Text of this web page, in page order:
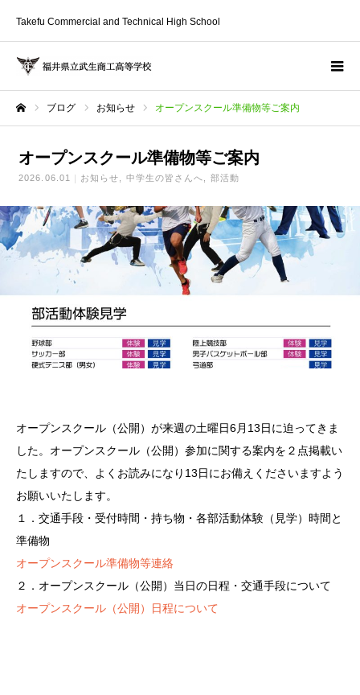
Takefu Commercial and Technical High School
ブログ お知らせ オープンスクール準備物等ご案内
オープンスクール準備物等ご案内
2026.06.01 お知らせ 中学生の皆さんへ 部活動
オープンスクール（公開）が来週の土曜日6月13日に迫ってきま
した。オープンスクール（公開）参加に関する案内を２点掲載い
たしますので、よくお読みになり13日にお備えくださいますよう
お願いいたします。
１．交通手段・受付時間・持ち物・各部活動体験（見学）時間と
準備物
オープンスクール準備物等連絡
２．オープンスクール（公開）当日の日程・交通手段について
オープンスクール（公開）日程について